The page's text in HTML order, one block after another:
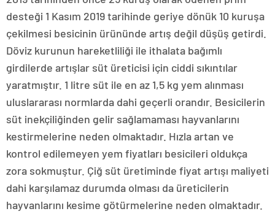
desteği 1 Kasım 2019 tarihinde geriye dönük 10 kuruşa
çekilmesi besicinin ürününde artış değil düşüş getirdi.
Döviz kurunun hareketliliği ile ithalata bağımlı
girdilerde artışlar süt üreticisi için ciddi sıkıntılar
yaratmıştır. 1 litre süt ile en az 1,5 kg yem alınması
uluslararası normlarda dahi geçerli orandır. Besicilerin
süt inekçiliğinden gelir sağlamaması hayvanlarını
kestirmelerine neden olmaktadır. Hızla artan ve
kontrol edilemeyen yem fiyatları besicileri oldukça
zora sokmuştur. Çiğ süt üretiminde fiyat artışı maliyeti
dahi karşılamaz durumda olması da üreticilerin
hayvanlarını kesime götürmelerine neden olmaktadır.